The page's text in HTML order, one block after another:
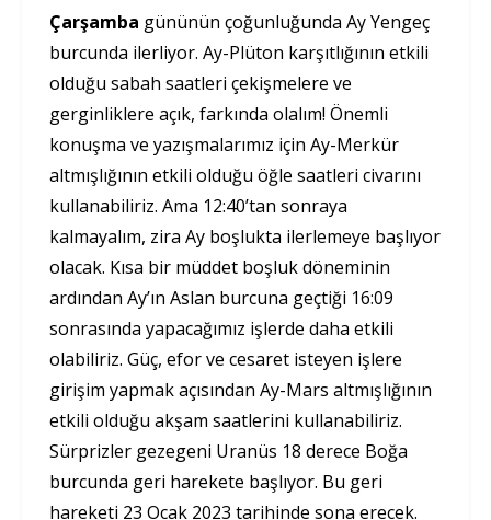
Çarşamba gününün çoğunluğunda Ay Yengeç
burcunda ilerliyor. Ay-Plüton karşıtlığının etkili
olduğu sabah saatleri çekişmelere ve
gerginliklere açık, farkında olalım! Önemli
konuşma ve yazışmalarımız için Ay-Merkür
altmışlığının etkili olduğu öğle saatleri civarını
kullanabiliriz. Ama 12:40’tan sonraya
kalmayalım, zira Ay boşlukta ilerlemeye başlıyor
olacak. Kısa bir müddet boşluk döneminin
ardından Ay’ın Aslan burcuna geçtiği 16:09
sonrasında yapacağımız işlerde daha etkili
olabiliriz. Güç, efor ve cesaret isteyen işlere
girişim yapmak açısından Ay-Mars altmışlığının
etkili olduğu akşam saatlerini kullanabiliriz.
Sürprizler gezegeni Uranüs 18 derece Boğa
burcunda geri harekete başlıyor. Bu geri
hareketi 23 Ocak 2023 tarihinde sona erecek.